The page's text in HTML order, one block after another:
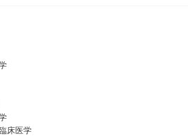
床医学